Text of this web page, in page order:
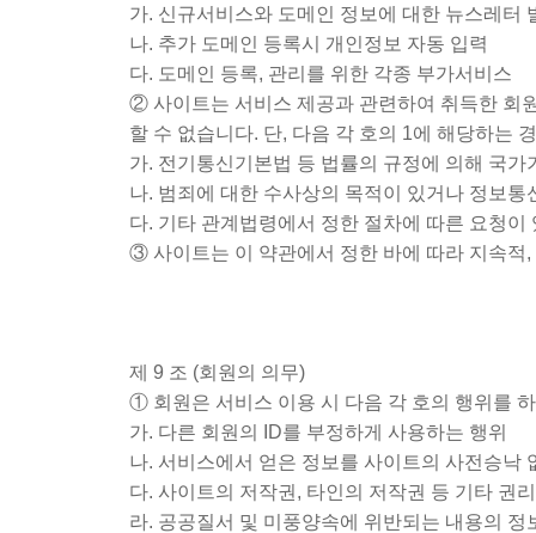
가. 신규서비스와 도메인 정보에 대한 뉴스레터
나. 추가 도메인 등록시 개인정보 자동 입력
다. 도메인 등록, 관리를 위한 각종 부가서비스
② 사이트는 서비스 제공과 관련하여 취득한 회
할 수 없습니다. 단, 다음 각 호의 1에 해당하는
가. 전기통신기본법 등 법률의 규정에 의해 국가
나. 범죄에 대한 수사상의 목적이 있거나 정보
다. 기타 관계법령에서 정한 절차에 따른 요청이
③ 사이트는 이 약관에서 정한 바에 따라 지속적
제 9 조 (회원의 의무)
① 회원은 서비스 이용 시 다음 각 호의 행위를
가. 다른 회원의 ID를 부정하게 사용하는 행위
나. 서비스에서 얻은 정보를 사이트의 사전승낙
다. 사이트의 저작권, 타인의 저작권 등 기타 권
라. 공공질서 및 미풍양속에 위반되는 내용의